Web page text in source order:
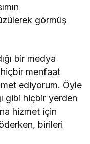
üzülerek görmüş
bir medya
hiçbir menfaat
ediyorum. Öyle
gibi hiçbir yerden
hizmet için
birileri